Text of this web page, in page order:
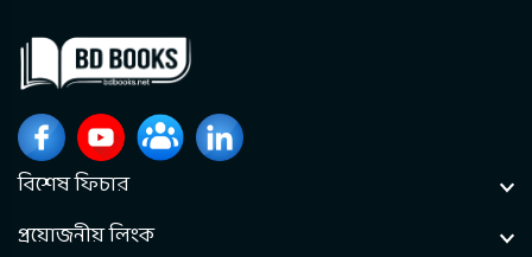
বিশেষ ফিচার
প্রয়োজনীয় লিংক